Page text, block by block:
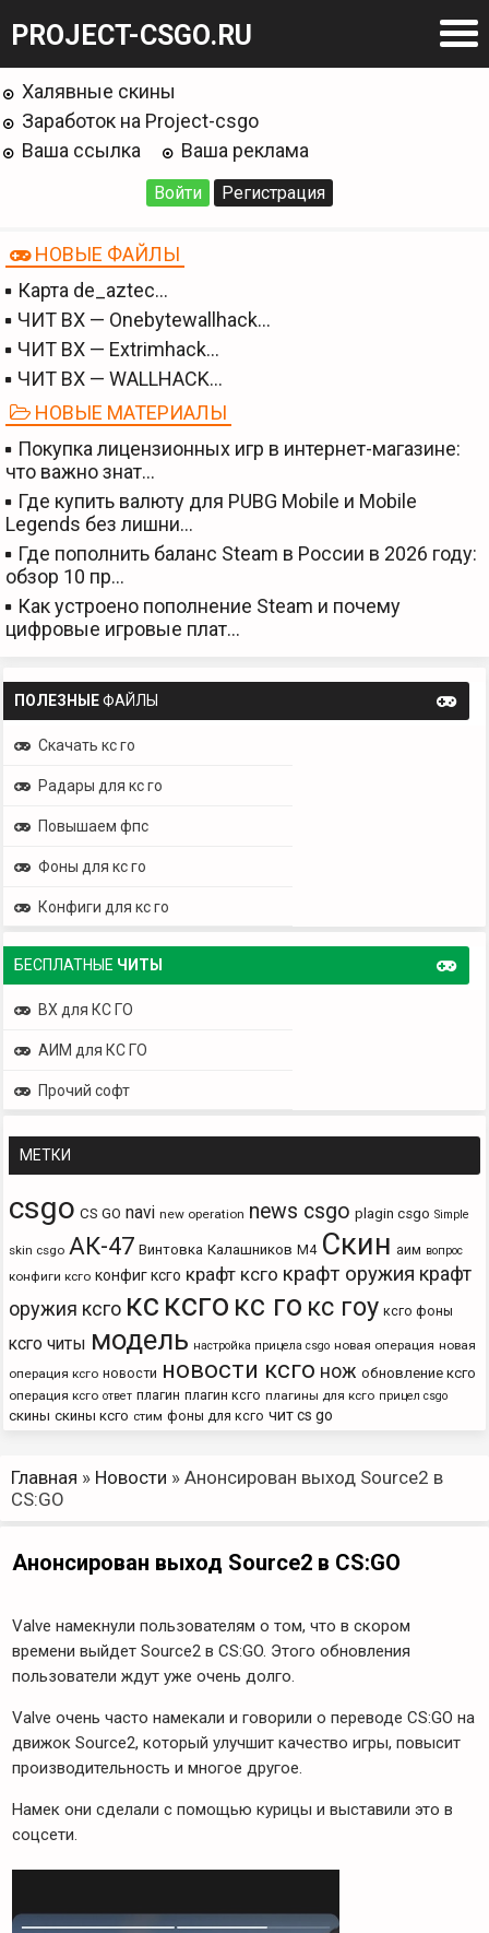
PROJECT-CSGO.RU
Халявные скины
Заработок на Project-csgo
Ваша ссылка
Ваша реклама
Войти Регистрация
НОВЫЕ ФАЙЛЫ
Карта de_aztec…
ЧИТ BX — Onebytewallhack…
ЧИТ BX — Extrimhack…
ЧИТ BX — WALLHACK…
НОВЫЕ МАТЕРИАЛЫ
Покупка лицензионных игр в интернет-магазине:
что важно знат…
Где купить валюту для PUBG Mobile и Mobile
Legends без лишни…
Где пополнить баланс Steam в России в 2026 году:
обзор 10 пр…
Как устроено пополнение Steam и почему
цифровые игровые плат…
ПОЛЕЗНЫЕФАЙЛЫ
Скачать кс го
Радары для кс го
Повышаем фпс
Фоны для кс го
Конфиги для кс го
БЕСПЛАТНЫЕ ЧИТЫ
ВХ для КС ГО
АИМ для КС ГО
Прочий софт
МЕТКИ
csgo CS GO navi new operation news csgo plagin csgo Simple
skin csgo АК-47 Винтовка Калашников М4 Скин аим вопрос
конфиги ксго конфиг ксго крафт ксго крафт оружия крафт
оружия ксго кс ксго кс го кс гоу ксго фоны
ксго читы модель настройка прицела csgo новая операция новая
операция ксго новости новости ксго нож обновление ксго
операция ксго ответ плагин плагин ксго плагины для ксго прицел csgo
скины скины ксго стим фоны для ксго чит cs go
Главная » Новости » Анонсирован выход Source2 в
CS:GO
Анонсирован выход Source2 в CS:GO
Valve намекнули пользователям о том, что в скором
времени выйдет Source2 в CS:GO. Этого обновления
пользователи ждут уже очень долго.
Valve очень часто намекали и говорили о переводе CS:GO на
движок Source2, который улучшит качество игры, повысит
производительность и многое другое.
Намек они сделали с помощью курицы и выставили это в
соцсети.